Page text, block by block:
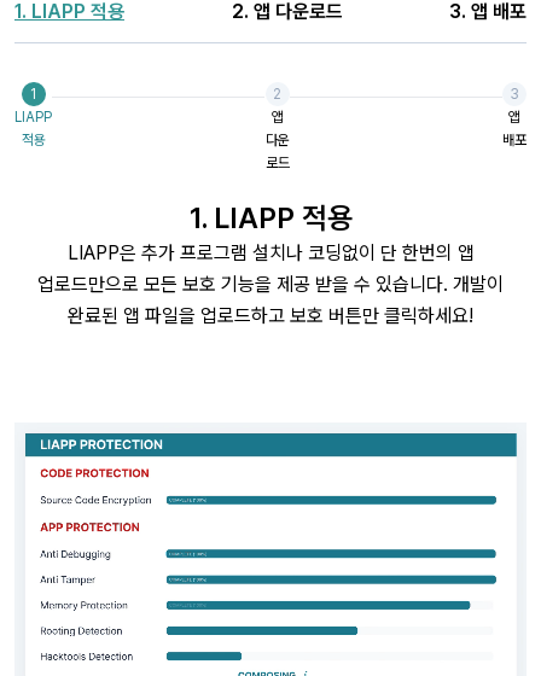
1. LIAPP 적용 2. 앱 다운로드 3. 앱 배포
1
LIAPP
적용
2
앱
다운
로드
3
앱
배포
1. LIAPP 적용
LIAPP은 추가 프로그램 설치나 코딩없이 단 한번의 앱
업로드만으로 모든 보호 기능을 제공 받을 수 있습니다. 개발이
완료된 앱 파일을 업로드하고 보호 버튼만 클릭하세요!